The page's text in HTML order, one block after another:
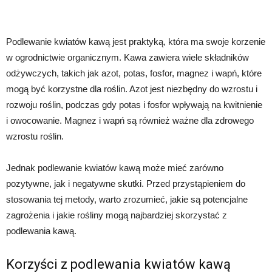
Podlewanie kwiatów kawą jest praktyką, która ma swoje korzenie
w ogrodnictwie organicznym. Kawa zawiera wiele składników
odżywczych, takich jak azot, potas, fosfor, magnez i wapń, które
mogą być korzystne dla roślin. Azot jest niezbędny do wzrostu i
rozwoju roślin, podczas gdy potas i fosfor wpływają na kwitnienie
i owocowanie. Magnez i wapń są również ważne dla zdrowego
wzrostu roślin.
Jednak podlewanie kwiatów kawą może mieć zarówno
pozytywne, jak i negatywne skutki. Przed przystąpieniem do
stosowania tej metody, warto zrozumieć, jakie są potencjalne
zagrożenia i jakie rośliny mogą najbardziej skorzystać z
podlewania kawą.
Korzyści z podlewania kwiatów kawą